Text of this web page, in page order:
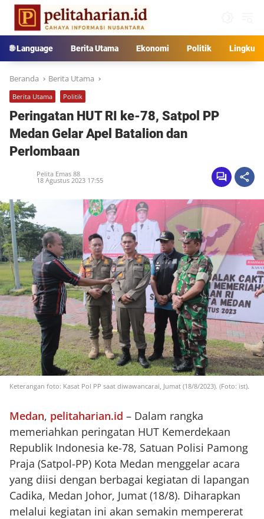
Langsung
konten
🌐 Language Berita Utama Ekonomi Politik
Beranda Berita Utama
Berita Utama Politik
Peringatan HUT RI ke-78, Satpol PP
Medan Gelar Apel Batalion dan
Perlombaan
Pelita Emas 88
18 Agustus 2023 17:55
Keterangan foto: Kasat Pol PP saat diwawancarai, Jumat (18/8/2023). (Foto: ist).
Medan, pelitaharian.id – Dalam rangka
memeriahkan peringatan HUT Kemerdekaan
Republik Indonesia ke-78, Satuan Polisi Pamong
Praja (Satpol-PP) Kota Medan menggelar acara
yang diisi dengan berbagai kegiatan di lapangan
Cadika, Medan Johor, Jumat (18/8). Diharapkan
melalui kegiatan ini akan semakin mempererat